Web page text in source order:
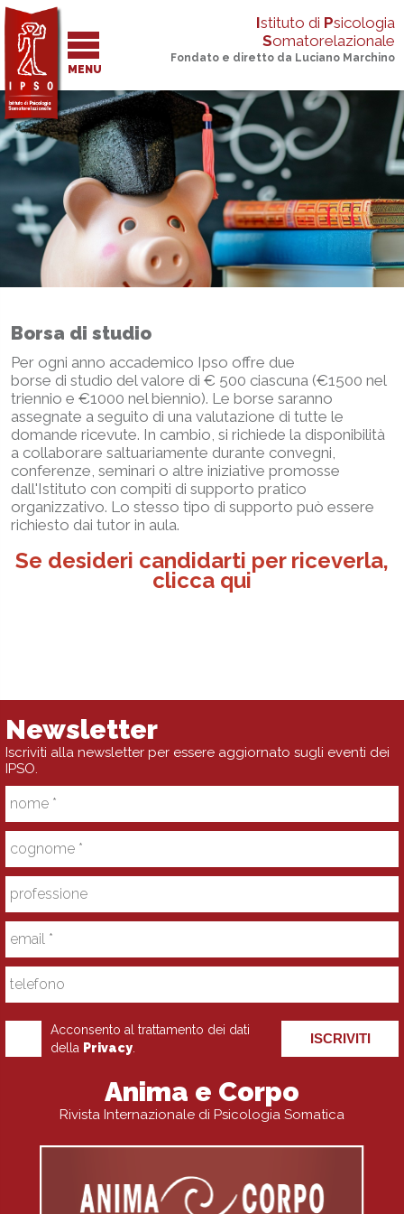
MENU
Istituto di Psicologia
Somatorelazionale
Fondato e diretto da Luciano Marchino
Borsa di studio
Per ogni anno accademico Ipso offre due
borse di studio del valore di € 500 ciascuna (€1500 nel
triennio e €1000 nel biennio). Le borse saranno
assegnate a seguito di una valutazione di tutte le
domande ricevute. In cambio, si richiede la disponibilità
a collaborare saltuariamente durante convegni,
conferenze, seminari o altre iniziative promosse
dall'Istituto con compiti di supporto pratico
organizzativo. Lo stesso tipo di supporto può essere
richiesto dai tutor in aula.
Se desideri candidarti per riceverla,
clicca qui
Newsletter
Iscriviti alla newsletter per essere aggiornato sugli eventi dei
IPSO.
Acconsento al trattamento dei dati
della Privacy
ISCRIVITI
Anima e Corpo
Rivista Internazionale di Psicologia Somatica